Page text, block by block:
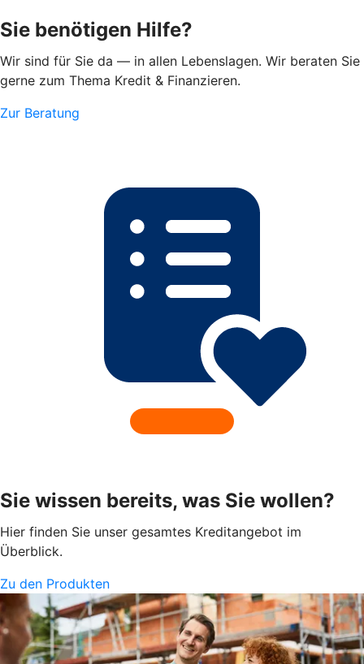
Sie benötigen Hilfe?
Wir sind für Sie da — in allen Lebenslagen. Wir beraten Sie
gerne zum Thema Kredit & Finanzieren.
Zur Beratung
Sie wissen bereits, was Sie wollen?
Hier finden Sie unser gesamtes Kreditangebot im
Überblick.
Zu den Produkten